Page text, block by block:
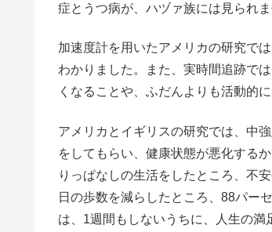
症とうつ病が、ハヅァ族には見られま
加速度計を用いたアメリカの研究で
わかりました。また、実時間追跡で
くなることや、ふだんよりも活動的
アメリカとイギリスの研究では、中
をしてもらい、健康状態が悪化する
りっぱなしの生活をしたところ、不
日の歩数を減らしたところ、88パー
は、1週間もしないうちに、人生の満